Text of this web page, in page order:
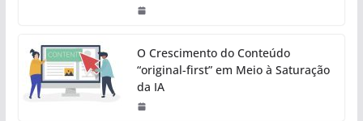
O Crescimento do Conteúdo
“original-first” em Meio à Saturação
da IA